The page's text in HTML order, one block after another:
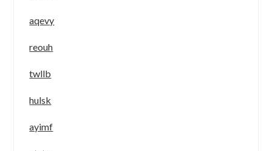
aqevy
reouh
twllb
hulsk
ayimf